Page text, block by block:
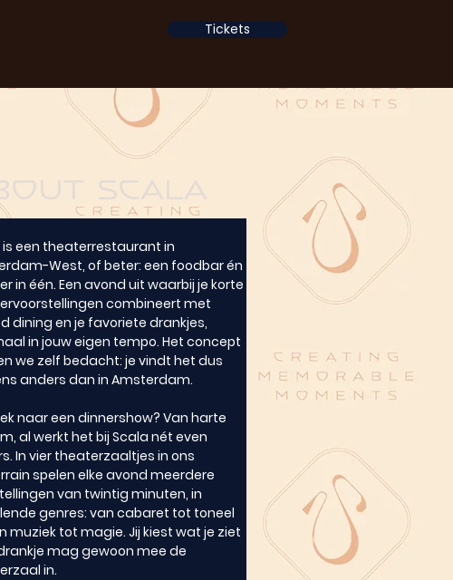
Tickets
Scala
is een theaterrestaurant in
West, of beter: een foodbar én
in één. Een avond uit waarbij je korte
combineert met
dining en je favoriete drankjes,
in jouw eigen tempo. Het concept
we zelf bedacht: je vindt het dus
anders dan in Amsterdam.
naar een dinnershow? Van harte
al werkt het bij Scala nét even
In vier theaterzaaltjes in ons
spelen elke avond meerdere
van twintig minuten, in
genres: van cabaret tot toneel
muziek tot magie. Jij kiest wat je ziet
mag gewoon mee de
in.